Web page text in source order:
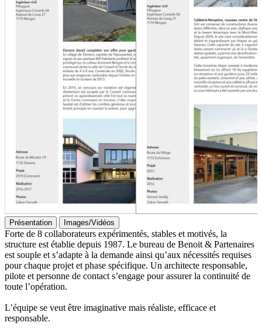
Présentation Images/Vidéos
Forte de 8 collaborateurs expérimentés, stables et motivés, la
structure est établie depuis 1987. Le bureau de Benoit & Partenaires
est souple et s’adapte à la demande ainsi qu’aux nécessités requises
pour chaque projet et phase spécifique. Un architecte responsable,
pilote et personne de contact s’engage pour assurer la continuité de
toute l’opération.
L’équipe se veut être imaginative mais réaliste, efficace et
responsable.